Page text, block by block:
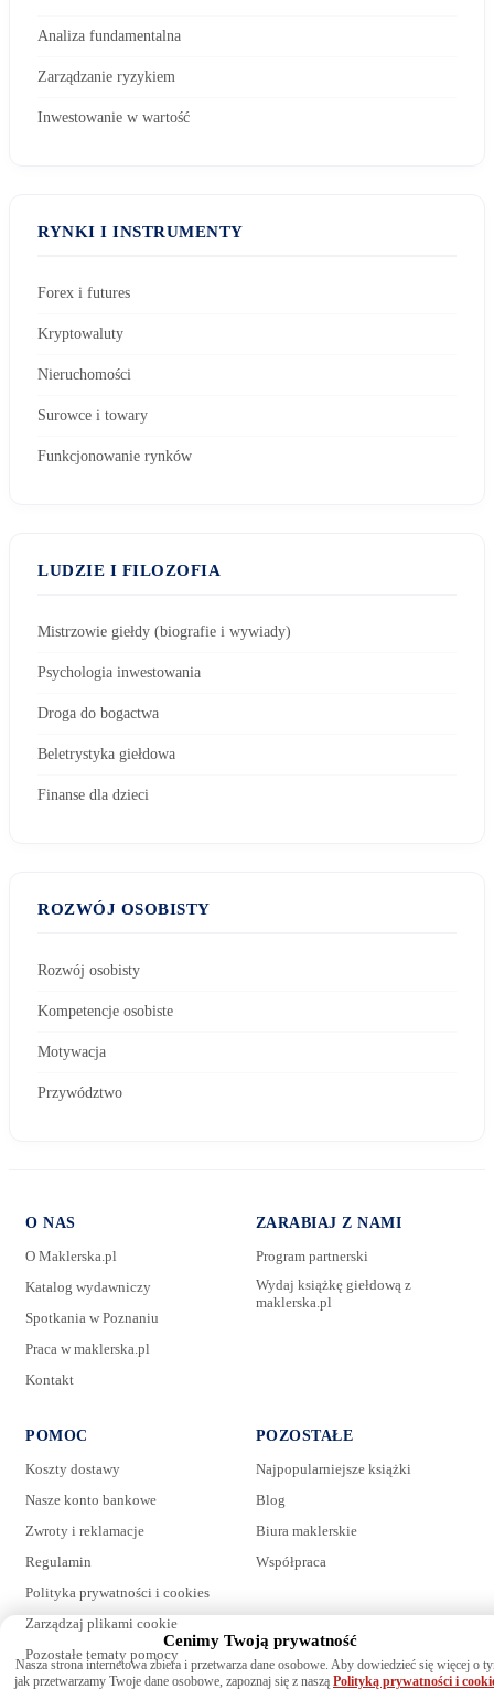
Analiza fundamentalna
Zarządzanie ryzykiem
Inwestowanie w wartość
RYNKI I INSTRUMENTY
Forex i futures
Kryptowaluty
Nieruchomości
Surowce i towary
Funkcjonowanie rynków
LUDZIE I FILOZOFIA
Mistrzowie giełdy (biografie i wywiady)
Psychologia inwestowania
Droga do bogactwa
Beletrystyka giełdowa
Finanse dla dzieci
ROZWÓJ OSOBISTY
Rozwój osobisty
Kompetencje osobiste
Motywacja
Przywództwo
O NAS
O Maklerska.pl
Katalog wydawniczy
Spotkania w Poznaniu
Praca w maklerska.pl
Kontakt
ZARABIAJ Z NAMI
Program partnerski
Wydaj książkę giełdową z
maklerska.pl
POMOC
Koszty dostawy
Nasze konto bankowe
Zwroty i reklamacje
Regulamin
Polityka prywatności i cookies
Zarządzaj plikami cookie
Pozostałe tematy pomocy
POZOSTAŁE
Najpopularniejsze książki
Blog
Biura maklerskie
Współpraca
Cenimy Twoją prywatność
Nasza strona internetowa zbiera i przetwarza dane osobowe. Aby dowiedzieć się więcej o
jak przetwarzamy Twoje dane osobowe, zapoznaj się z naszą Polityką prywatności i
E-mail:
Wyrażam zgodę na przetwarzanie danych. Zapoznaj się z naszą
polityką prywatności.